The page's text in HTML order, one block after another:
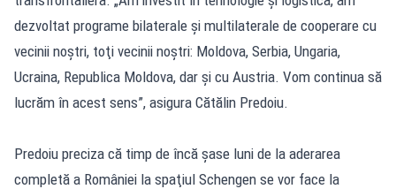
dezvoltat programe bilaterale şi multilaterale de cooperare cu
vecinii noştri, toţi vecinii noştri: Moldova, Serbia, Ungaria,
Ucraina, Republica Moldova, dar şi cu Austria. Vom continua să
lucrăm în acest sens”, asigura Cătălin Predoiu.
Predoiu preciza că timp de încă şase luni de la aderarea
completă a României la spaţiul Schengen se vor face la